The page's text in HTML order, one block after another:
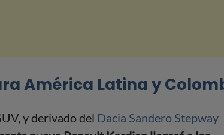
América Latina y
y derivado del Dacia Sandero Stepway